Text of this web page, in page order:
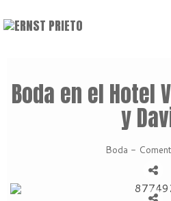
Boda en el Hotel
y
Boda -